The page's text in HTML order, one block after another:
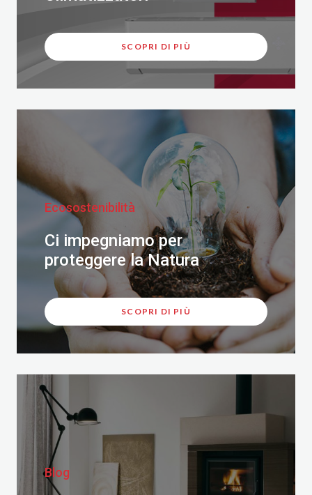
SCOPRI DI PIÙ
Ecosostenibilità
Ci impegniamo per
proteggere la Natura
SCOPRI DI PIÙ
Blog